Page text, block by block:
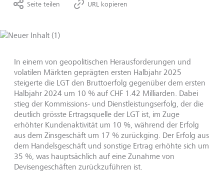
Seite teilen URL kopieren
In einem von geopolitischen Herausforderungen und
volatilen Märkten geprägten ersten Halbjahr 2025
steigerte die LGT den Bruttoerfolg gegenüber dem ersten
Halbjahr 2024 um 10 % auf CHF 1.42 Milliarden. Dabei
stieg der Kommissions- und Dienstleistungserfolg, der die
deutlich grösste Ertragsquelle der LGT ist, im Zuge
erhöhter Kundenaktivität um 10 %, während der Erfolg
aus dem Zinsgeschäft um 17 % zurückging. Der Erfolg aus
dem Handelsgeschäft und sonstige Ertrag erhöhte sich um
35 %, was hauptsächlich auf eine Zunahme von
Devisengeschäften zurückzuführen ist.